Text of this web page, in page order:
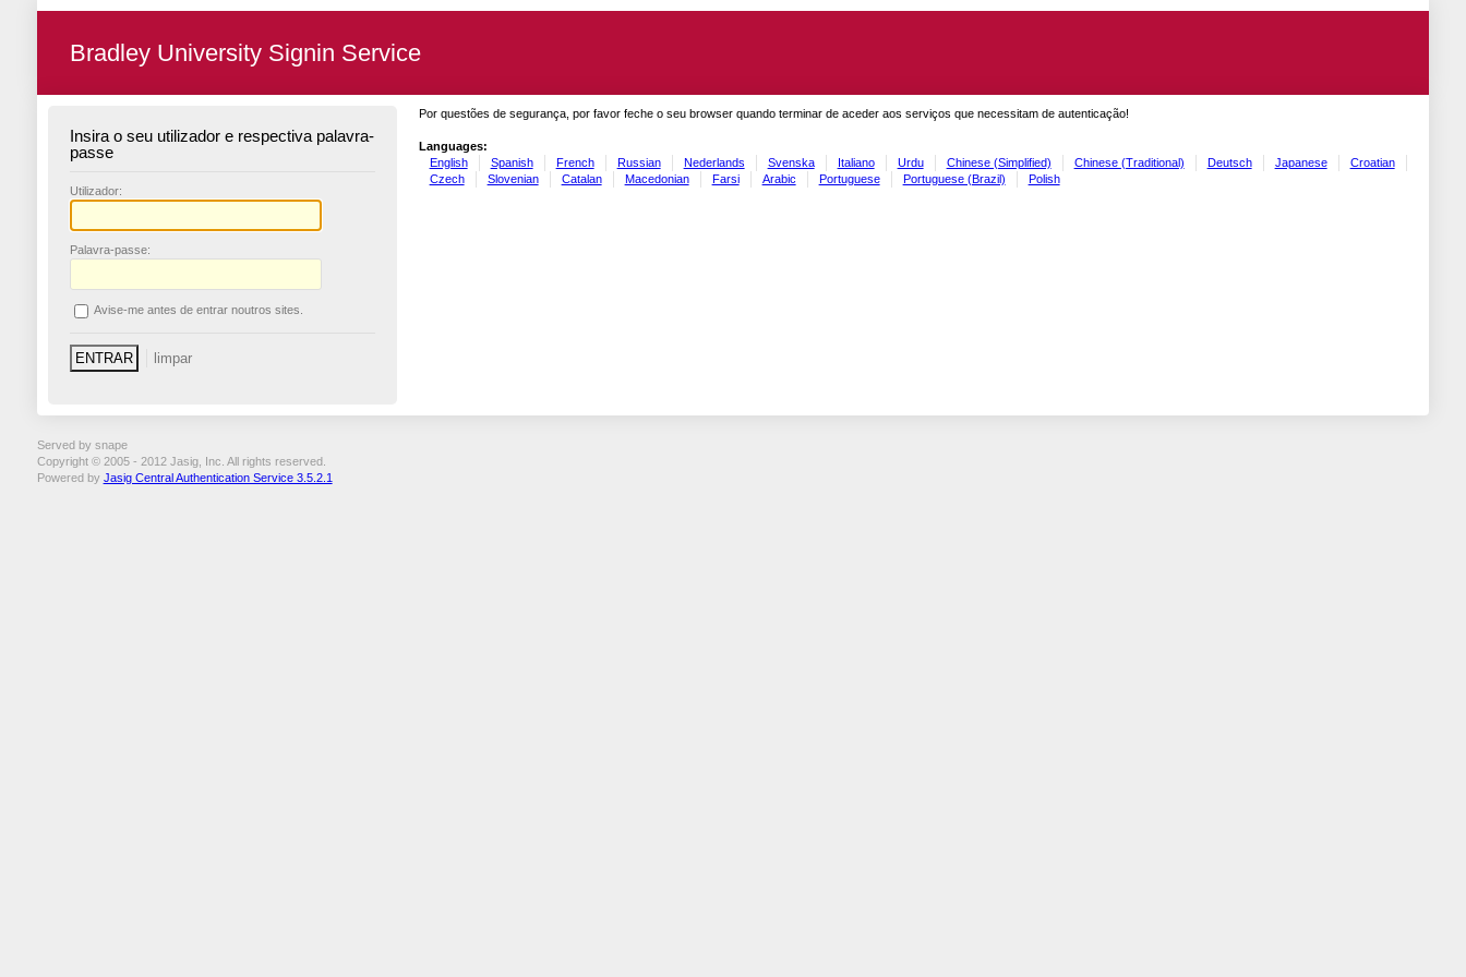
Bradley University Signin Service
Insira o seu utilizador e respectiva palavra-
passe
Utilizador:
Palavra-passe:
Avise-me antes de entrar noutros sites.
Por questões de segurança, por favor feche o seu browser quando terminar de aceder aos serviços que necessitam de autenticação!
Languages:
English
Spanish French Russian Nederlands Svenska Italiano Urdu Chinese (Simplified) Chinese (Traditional) Deutsch Japanese
Croatian
Czech
Slovenian Catalan Macedonian Farsi Arabic Portuguese Portuguese (Brazil) Polish
Served by snape
Copyright © 2005 - 2012 Jasig, Inc. All rights reserved.
Powered by Jasig Central Authentication Service 3.5.2.1